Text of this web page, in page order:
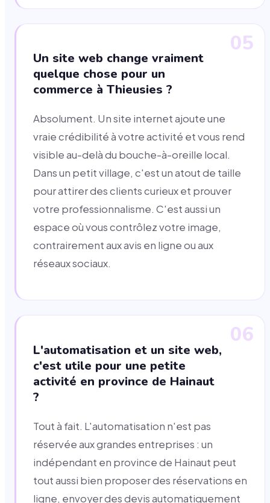
05
Un site web change vraiment
quelque chose pour un
commerce à Thieusies ?
Absolument. Un site internet ajoute une
vraie crédibilité à votre activité et vous rend
visible au-delà du bouche-à-oreille local.
Dans un petit village, c'est un atout de taille
pour attirer des clients curieux et prouver
votre professionnalisme. C'est aussi un
espace où vous contrôlez votre image,
contrairement aux avis en ligne ou aux
réseaux sociaux.
06
L'automatisation et un site web,
c'est utile pour une petite
activité en province de Hainaut
?
Tout à fait. L'automatisation n'est pas
réservée aux grandes entreprises : un
indépendant en province de Hainaut peut
tout aussi bien proposer des réservations en
ligne, envoyer des devis automatiquement